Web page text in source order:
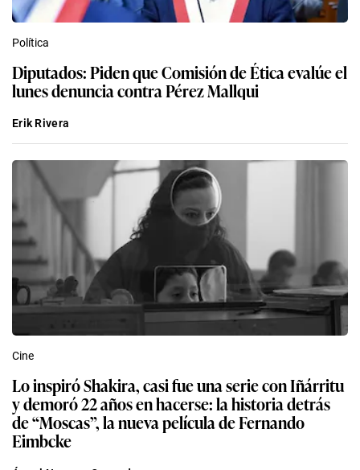
Política
Diputados: Piden que Comisión de Ética evalúe el
lunes denuncia contra Pérez Mallqui
Erik Rivera
Cine
Lo inspiró Shakira, casi fue una serie con Iñárritu
y demoró 22 años en hacerse: la historia detrás
de “Moscas”, la nueva película de Fernando
Eimbcke